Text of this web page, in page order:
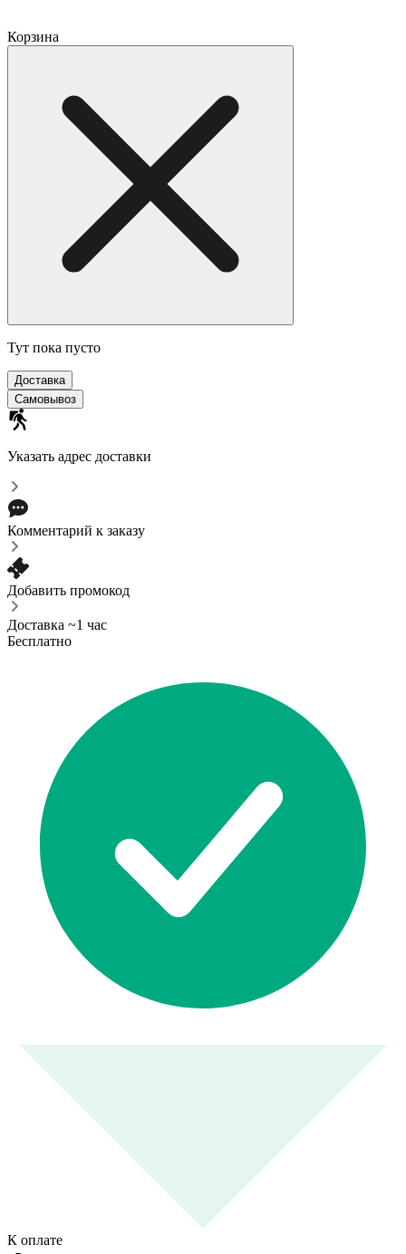
Корзина
Тут пока пусто
Доставка
Самовывоз
Указать адрес доставки
Комментарий к заказу
Добавить промокод
Доставка ~1 час
Бесплатно
К оплате